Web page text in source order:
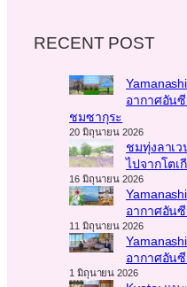
RECENT POST
อากาศอัน
ชมซากุระ
20 มิถุนายน 2026
ชมทุ่งลาเว
ไปจากโตเ
16 มิถุนายน 2026
อากาศอัน
11 มิถุนายน 2026
อากาศอัน
1 มิถุนายน 2026